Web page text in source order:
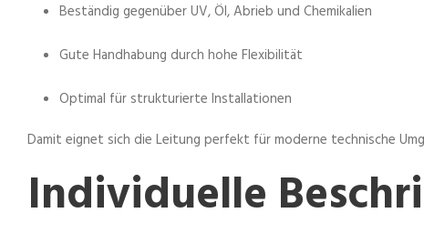
Beständig gegenüber UV, Öl, Abrieb und Chemikalien
Gute Handhabung durch hohe Flexibilität
Optimal für strukturierte Installationen
Damit eignet sich die Leitung perfekt für moderne technische
Individuelle